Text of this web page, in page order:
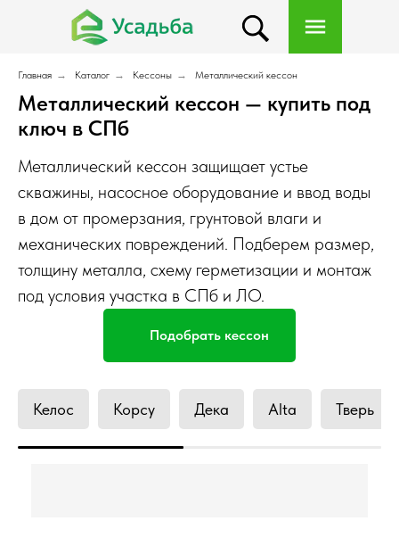
Главная → Каталог → Кессоны → Металлический кессон
Металлический кессон — купить под
ключ в СПб
Металлический кессон защищает устье
скважины, насосное оборудование и ввод воды
в дом от промерзания, грунтовой влаги и
механических повреждений. Подберем размер,
толщину металла, схему герметизации и монтаж
под условия участка в СПб и ЛО.
Подобрать кессон
Келос Корсу Дека Alta Тверь